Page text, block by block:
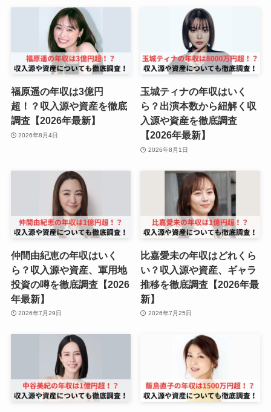
福原遥の年収は3億円
超！？収入源や資産を徹底
調査【2026年最新】
2026年8月4日
玉城ティナの年収はいく
ら？出演本数から紐解く収
入源や資産を徹底調査
【2026年最新】
2026年8月1日
仲間由紀恵の年収はいく
ら？収入源や資産、軍用地
投資の噂を徹底調査【2026
年最新】
2026年7月29日
比嘉愛未の年収はどれくら
い？収入源や資産、ギャラ
推移を徹底調査【2026年最
新】
2026年7月25日